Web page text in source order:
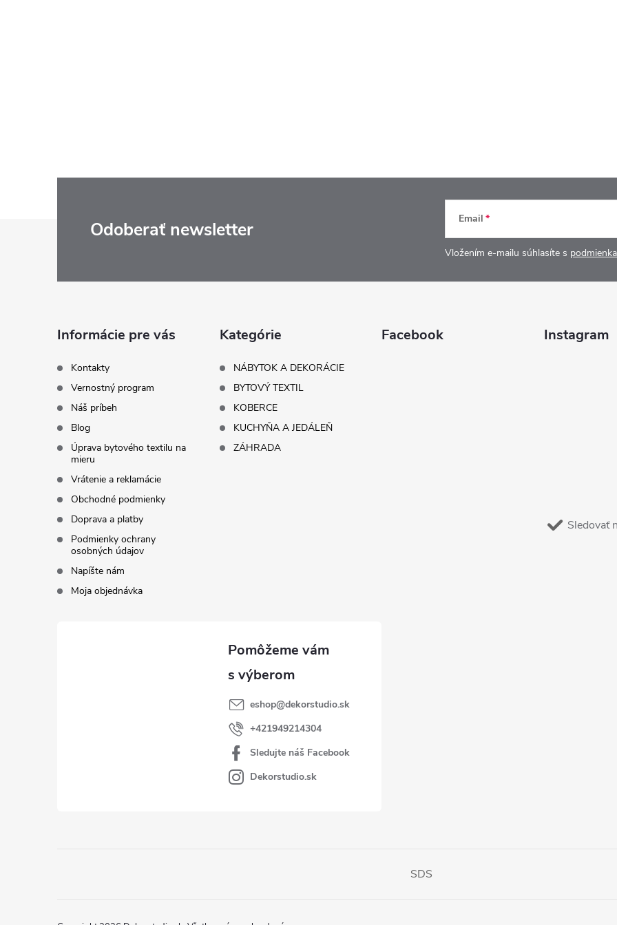
Odoberať newsletter Email
Vložením e-mailu súhlasíte s
Informácie pre vás
Kontakty
Vernostný program
Náš príbeh
Blog
Úprava bytového textilu na
mieru
Vrátenie a reklamácie
Obchodné podmienky
Doprava a platby
Podmienky ochrany
osobných údajov
Napíšte nám
Moja objednávka
Kategórie
NÁBYTOK A DEKORÁCIE
BYTOVÝ TEXTIL
KOBERCE
KUCHYŇA A JEDÁLEŇ
ZÁHRADA
Facebook Instagram
Sledovať
eshop@dekorstudio.sk
+421949214304
Sledujte náš Facebook
Dekorstudio.sk
SDS